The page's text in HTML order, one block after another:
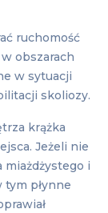
ruchomość
obszarach
w sytuacji
skoliozy.
krążka
Jeżeli nie
miażdżystego i
płynne